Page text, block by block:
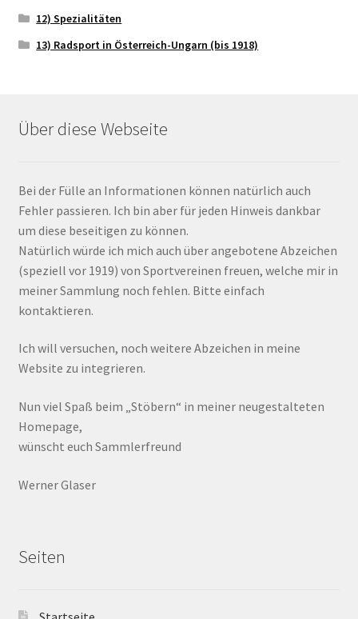
12) Spezialitäten
13) Radsport in Österreich-Ungarn (bis 1918)
Über diese Webseite
Bei der Fülle an Informationen können natürlich auch
Fehler passieren. Ich bin aber für jeden Hinweis dankbar
um diese beseitigen zu können.
Natürlich würde ich mich auch über angebotene Abzeichen
(speziell vor 1919) von Sportvereinen freuen, welche mir in
meiner Sammlung noch fehlen. Bitte einfach
kontaktieren.
Ich will versuchen, noch weitere Abzeichen in meine
Website zu integrieren.
Nun viel Spaß beim „Stöbern“ in meiner neugestalteten
Homepage,
wünscht euch Sammlerfreund
Werner Glaser
Seiten